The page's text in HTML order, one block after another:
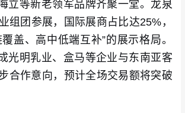
立等新老领军品牌齐聚一堂。龙泉
组团参展，国际展商占比达25%，
盖、高中低端互补”的展示格局。
光明乳业、盒马等企业与东南亚客
合作意向，预计全场交易额将突破